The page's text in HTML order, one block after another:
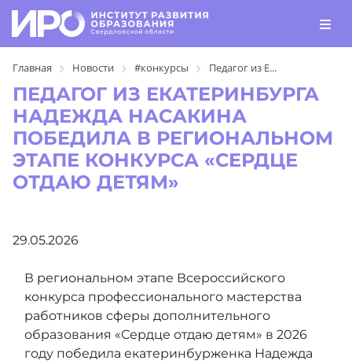
Главная Новости #конкурсы Педагог из Е...
ПЕДАГОГ ИЗ ЕКАТЕРИНБУРГА
НАДЕЖДА НАСАКИНА
ПОБЕДИЛА В РЕГИОНАЛЬНОМ
ЭТАПЕ КОНКУРСА «СЕРДЦЕ
ОТДАЮ ДЕТЯМ»
29.05.2026
В региональном этапе Всероссийского
конкурса профессионального мастерства
работников сферы дополнительного
образования «Сердце отдаю детям» в 2026
году победила екатеринбурженка Надежда